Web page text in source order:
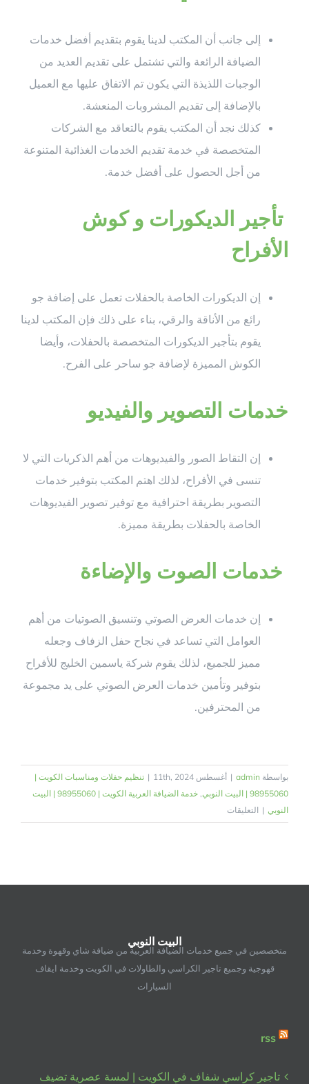
إلى جانب أن المكتب لدينا يقوم بتقديم أفضل خدمات
الضيافة الرائعة والتي تشتمل على تقديم العديد من
الوجبات اللذيذة التي يكون تم الاتفاق عليها مع العميل
بالإضافة إلى تقديم المشروبات المنعشة.
كذلك نجد أن المكتب يقوم بالتعاقد مع الشركات
المتخصصة في خدمة تقديم الخدمات الغذائية المتنوعة
من أجل الحصول على أفضل خدمة.
تأجير الديكورات و كوش
الأفراح
إن الديكورات الخاصة بالحفلات تعمل على إضافة جو
رائع من الأناقة والرقي، بناء على ذلك فإن المكتب لدينا
يقوم بتأجير الديكورات المتخصصة بالحفلات، وأيضا
الكوش المميزة لإضافة جو ساحر على الفرح.
خدمات التصوير والفيديو
إن التقاط الصور والفيديوهات من أهم الذكريات التي لا
تنسى في الأفراح، لذلك اهتم المكتب بتوفير خدمات
التصوير بطريقة احترافية مع توفير تصوير الفيديوهات
الخاصة بالحفلات بطريقة مميزة.
خدمات الصوت والإضاءة
إن خدمات العرض الصوتي وتنسيق الصوتيات من أهم
العوامل التي تساعد في نجاح حفل الزفاف وجعله
مميز للجميع، لذلك يقوم شركة ياسمين الخليج للأفراح
بتوفير وتأمين خدمات العرض الصوتي على يد مجموعة
من المحترفين.
بواسطة admin
| أغسطس 11th, 2024 | تنظيم حفلات ومناسبات الكويت |
98955060 | البيت النوبي
,
خدمة الضيافة العربية الكويت | 98955060 | البيت
النوبي | التعليقات
مكتب
مغلقة
البيت النوبي
متخصصين في جميع خدمات الضيافة العربية من ضيافة شاي وقهوة وخدمة
قهوجية وجميع تاجير الكراسي والطاولات في الكويت وخدمة ايقاف
السيارات
rss
تاجير كراسي شفاف في الكويت | لمسة عصرية تضيف